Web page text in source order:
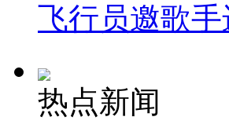
飞行员邀歌
热点新闻